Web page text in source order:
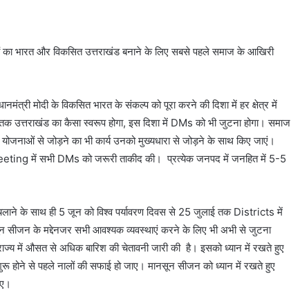
का भारत और विकसित उत्तराखंड बनाने के लिए सबसे पहले समाज के आखिरी
मोदी के विकसित भारत के संकल्प को पूरा करने की दिशा में हर क्षेत्र में
का कैसा स्वरूप होगा, इस दिशा में DMs को भी जुटना होगा। समाज
से जोड़ने का भी कार्य उनको मुख्यधारा से जोड़ने के साथ किए जाएं।
में सभी DMs को जरूरी ताकीद की। प्रत्येक जनपद में जनहित में 5-5
चलाने के साथ ही 5 जून को विश्व पर्यावरण दिवस से 25 जुलाई तक Districts में
सीजन के मद्देनजर सभी आवश्यक व्यवस्थाएं करने के लिए भी अभी से जुटना
में औसत से अधिक बारिश की चेतावनी जारी की है। इसको ध्यान में रखते हुए
होने से पहले नालों की सफाई हो जाए। मानसून सीजन को ध्यान में रखते हुए